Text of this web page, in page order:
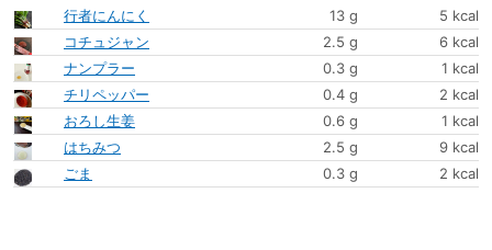
行者にんにく 13 g
5 kcal
コチュジャン
2.5 g
6 kcal
ナンプラー
0.3 g
1 kcal
チリペッパー
0.4 g
2 kcal
おろし生姜
0.6 g
1 kcal
はちみつ
2.5 g
9 kcal
ごま
0.3 g 2 kcal